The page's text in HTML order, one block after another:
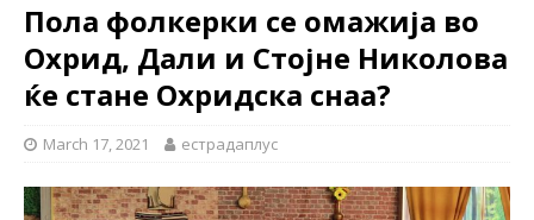
Пола фолкерки се омажија во
Охрид, Дали и Стојне Николова
ќе стане Охридска снаа?
March 17, 2021 естрадаплус